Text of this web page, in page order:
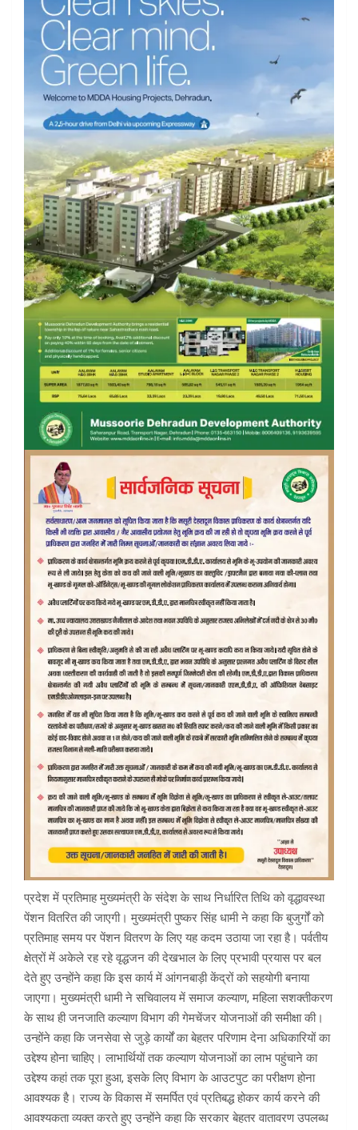
प्रदेश में प्रतिमाह मुख्यमंत्री के संदेश के साथ निर्धारित तिथि को वृद्धावस्था
पेंशन वितरित की जाएगी। मुख्यमंत्री पुष्कर सिंह धामी ने कहा कि बुजुर्गों को
प्रतिमाह समय पर पेंशन वितरण के लिए यह कदम उठाया जा रहा है। पर्वतीय
क्षेत्रों में अकेले रह रहे वृद्धजन की देखभाल के लिए प्रभावी प्रयास पर बल
देते हुए उन्होंने कहा कि इस कार्य में आंगनबाड़ी केंद्रों को सहयोगी बनाया
जाएगा। मुख्यमंत्री धामी ने सचिवालय में समाज कल्याण, महिला सशक्तीकरण
के साथ ही जनजाति कल्याण विभाग की गेमचेंजर योजनाओं की समीक्षा की।
उन्होंने कहा कि जनसेवा से जुड़े कार्यों का बेहतर परिणाम देना अधिकारियों का
उद्देश्य होना चाहिए। लाभार्थियों तक कल्याण योजनाओं का लाभ पहुंचाने का
उद्देश्य कहां तक पूरा हुआ, इसके लिए विभाग के आउटपुट का परीक्षण होना
आवश्यक है। राज्य के विकास में समर्पित एवं प्रतिबद्ध होकर कार्य करने की
आवश्यकता व्यक्त करते हुए उन्होंने कहा कि सरकार बेहतर वातावरण उपलब्ध